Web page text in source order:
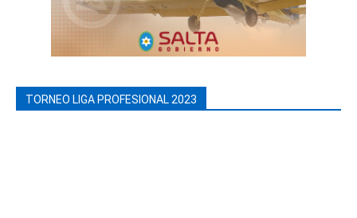
TORNEO LIGA PROFESIONAL 2023